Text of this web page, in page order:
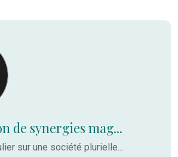
de synergies mag...
sur une société plurielle...